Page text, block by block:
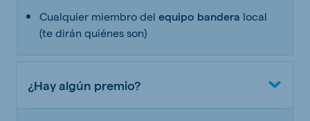
Cualquier miembro del equipo bandera local
(te dirán quiénes son)
¿Hay algún premio?